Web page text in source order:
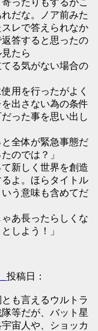
ったりもするがこ
だな。ノア前みた
レで答えられなか
答すると思ったの
たら
てる気がない場合の
用を行ったがよく
出さない為の条件
った事を思い出し
全体が緊急事態だ
のでは？」
新しく世界を創造
よ。ほらタイトル
う意味も含めてだ
あ長ったらしくな
しよう！」
投稿日：
も言えるウルトラ
等だが、バット星
宙人や、ショッカ